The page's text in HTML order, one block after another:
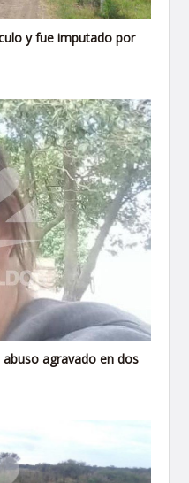
y fue imputado por
agravado en dos